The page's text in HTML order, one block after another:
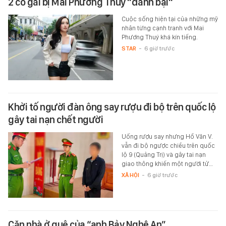
Cuộc sống hiện tại của những mỹ
nhân từng cạnh tranh với Mai
Phương Thuý khá kín tiếng.
STAR - 6 giờ trước
Khởi tố người đàn ông say rượu đi bộ trên quốc lộ
gây tai nạn chết người
Uống rượu say nhưng Hồ Văn V.
vẫn đi bộ ngược chiều trên quốc
lộ 9 (Quảng Trị) và gây tai nạn
giao thông khiến một người tử…
XÃ HỘI - 6 giờ trước